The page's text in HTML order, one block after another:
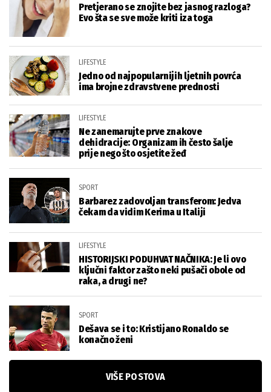
Pretjerano se znojite bez jasnog razloga?
Evo šta se sve može kriti iza toga
LIFESTYLE
Jedno od najpopularnijih ljetnih povrća
ima brojne zdravstvene prednosti
LIFESTYLE
Ne zanemarujte prve znakove
dehidracije: Organizam ih često šalje
prije nego što osjetite žeđ
SPORT
Barbarez zadovoljan transferom: Jedva
čekam da vidim Kerima u Italiji
LIFESTYLE
HISTORIJSKI PODUHVAT NAČNIKA: Je li ovo
ključni faktor zašto neki pušači obole od
raka, a drugi ne?
SPORT
Dešava se i to: Kristijano Ronaldo se
konačno ženi
VIŠE POSTOVA